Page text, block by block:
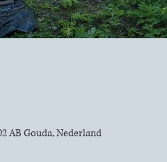
AB Gouda, Nederland